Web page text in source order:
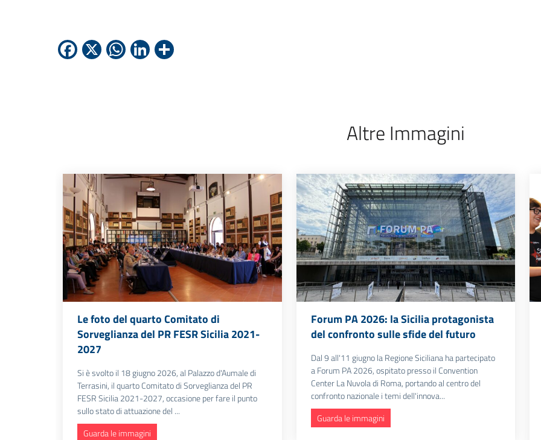
Facebook
X WhatsApp
LinkedIn
Altre Immagini
Le foto del quarto Comitato di
Sorveglianza del PR FESR Sicilia 2021-
2027
Si è svolto il 18 giugno 2026, al Palazzo d'Aumale di
Terrasini, il quarto Comitato di Sorveglianza del PR
FESR Sicilia 2021-2027, occasione per fare il punto
sullo stato di attuazione del ...
Guarda le immagini
Forum PA 2026: la Sicilia protagonista
del confronto sulle sfide del futuro
Dal 9 all'11 giugno la Regione Siciliana ha partecipato
a Forum PA 2026, ospitato presso il Convention
Center La Nuvola di Roma, portando al centro del
confronto nazionale i temi dell'innova...
Guarda le immagini